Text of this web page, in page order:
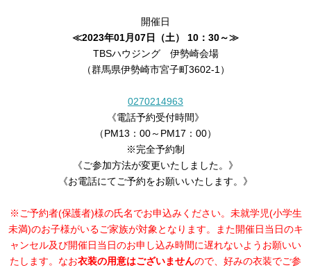
開催日
≪2023年01月07日（土） 10：30～≫
TBSハウジング 伊勢崎会場
（群馬県伊勢崎市宮子町3602-1）
0270214963
《電話予約受付時間》
（PM13：00～PM17：00）
※完全予約制
《ご参加方法が変更いたしました。》
《お電話にてご予約をお願いいたします。》
※ご予約者(保護者)様の氏名でお申込みください。未就学児(小学生
未満)のお子様がいるご家族が対象となります。また開催日当日のキ
ャンセル及び開催日当日のお申し込み時間に遅れないようお願いい
たします。なお衣装の用意はございませんので、好みの衣装でご参